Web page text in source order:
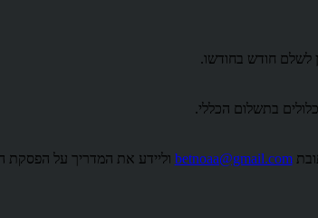
לשלם חודש בחודשו.
בתשלום הכללי.
betnoaa@gmail.com וליידע את המדריך על הפסקת